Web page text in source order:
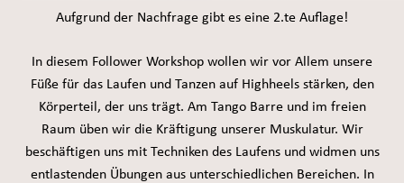
Aufgrund der Nachfrage gibt es eine 2.te Auflage!
In diesem Follower Workshop wollen wir vor Allem unsere
Füße für das Laufen und Tanzen auf Highheels stärken, den
Körperteil, der uns trägt. Am Tango Barre und im freien
Raum üben wir die Kräftigung unserer Muskulatur. Wir
beschäftigen uns mit Techniken des Laufens und widmen uns
entlastenden Übungen aus unterschiedlichen Bereichen. In